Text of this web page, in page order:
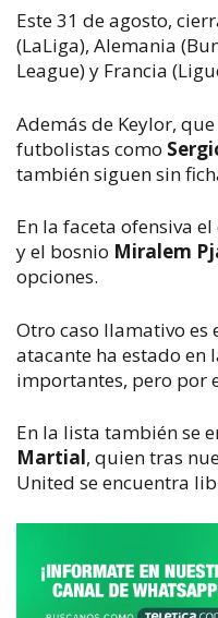
Este 31 de agosto,
(LaLiga), Alemania
League) y Francia
Además de Keylor,
futbolistas como
también siguen sin
En la faceta ofensiva
y el bosnio Miralem
opciones.
Otro caso llamativo es
atacante ha estado
importantes, pero por
En la lista también se
Martial, quien tras
United se encuentra